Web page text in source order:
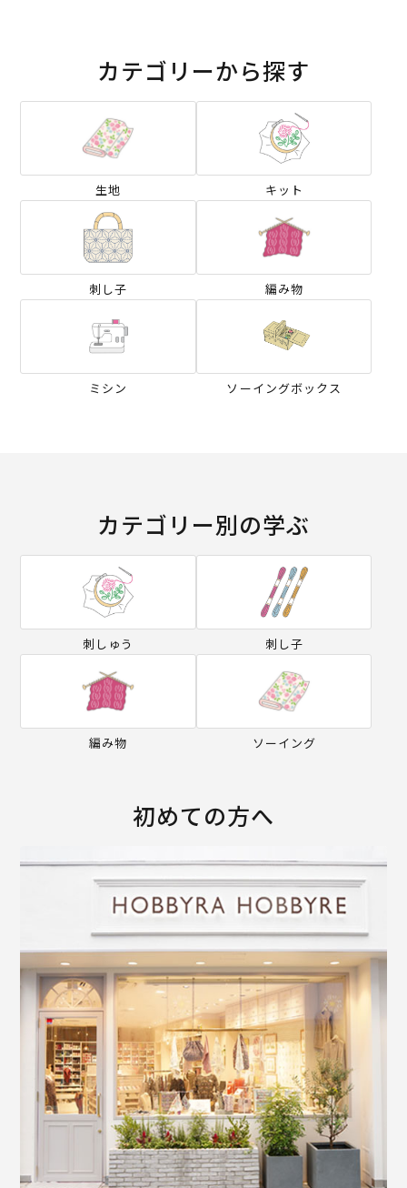
カテゴリーから探す
生地 キット
刺し子 編み物
ミシン ソーイングボックス
カテゴリー別の学ぶ
刺しゅう 刺し子
編み物 ソーイング
初めての方へ